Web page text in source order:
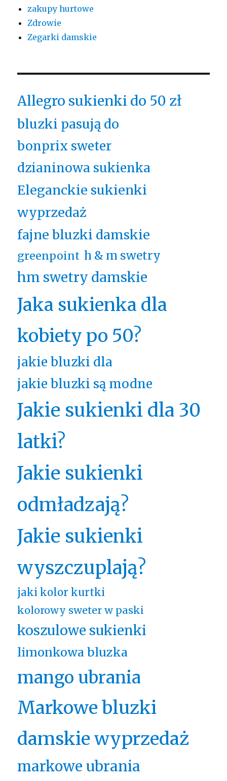
zakupy hurtowe
Zdrowie
Zegarki damskie
Allegro sukienki do 50 zł
bluzki pasują do
bonprix sweter
dzianinowa sukienka
Eleganckie sukienki
wyprzedaż
fajne bluzki damskie
greenpoint h & m swetry
hm swetry damskie
Jaka sukienka dla
kobiety po 50?
jakie bluzki dla
jakie bluzki są modne
Jakie sukienki dla 30
latki?
Jakie sukienki
odmładzają?
Jakie sukienki
wyszczuplają?
jaki kolor kurtki
kolorowy sweter w paski
koszulowe sukienki
limonkowa bluzka
mango ubrania
Markowe bluzki
damskie wyprzedaż
markowe ubrania